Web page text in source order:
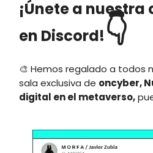
¡Únete a
en Discord!👇
🎨 Hemos regalado a todos
sala exclusiva de oncyber,
digital en el metaverso,